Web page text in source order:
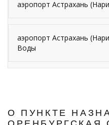
аэропорт Астрахань
аэропорт Астрахань
Воды
О ПУНКТЕ